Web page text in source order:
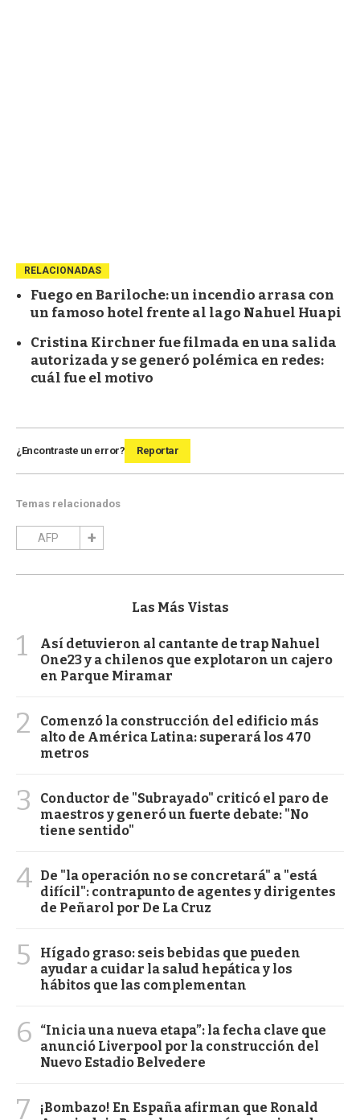
RELACIONADAS
Fuego en Bariloche: un incendio arrasa con
un famoso hotel frente al lago Nahuel Huapi
Cristina Kirchner fue filmada en una salida
autorizada y se generó polémica en redes:
cuál fue el motivo
¿Encontraste un error? Reportar
Temas relacionados
AFP
Las Más Vistas
1
Así detuvieron al cantante de trap Nahuel
One23 y a chilenos que explotaron un cajero
en Parque Miramar
2
Comenzó la construcción del edificio más
alto de América Latina: superará los 470
metros
3
Conductor de "Subrayado" criticó el paro de
maestros y generó un fuerte debate: "No
tiene sentido"
4 De "la operación no se concretará" a "está
difícil": contrapunto de agentes y dirigentes
de Peñarol por De La Cruz
5
Hígado graso: seis bebidas que pueden
ayudar a cuidar la salud hepática y los
hábitos que las complementan
6
“Inicia una nueva etapa”: la fecha clave que
anunció Liverpool por la construcción del
Nuevo Estadio Belvedere
7
¡Bombazo! En España afirman que Ronald